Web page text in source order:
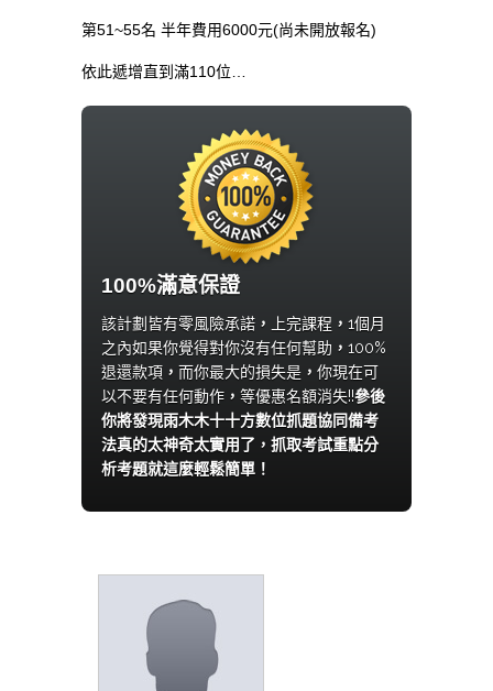
第51~55名 半年費用6000元(尚未開放報名)
依此遞增直到滿110位…
100%滿意保證
該計劃皆有零風險承諾 ， 上完課程 ， 1個月
之內如果你覺得對你沒有任何幫助 ， 100%
退還款項 ， 而你最大的損失是 ， 你現在可
以不要有任何動作 ， 等優惠名額消失!!參後
你將發現雨木木十十方數位抓題協同備考
法真的太神奇太實用了，抓取考試重點分
析考題就這麼輕鬆簡單！